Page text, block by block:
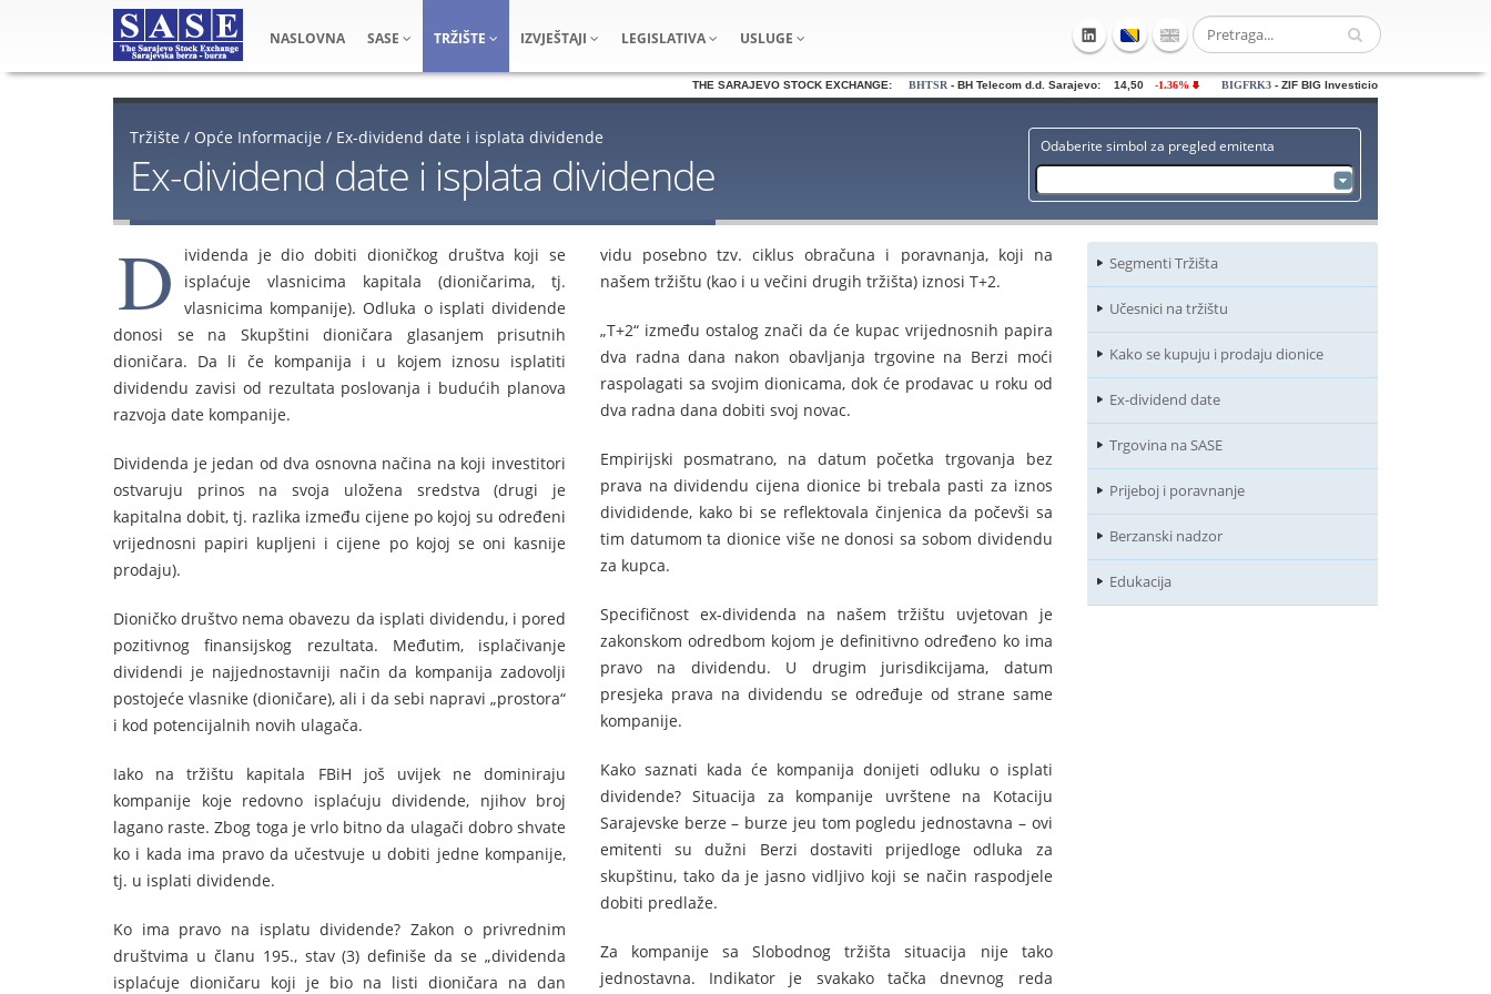
NASLOVNA SASE TRŽIŠTE IZVJEŠTAJI LEGISLATIVA USLUGE
THE SARAJEVO STOCK EXCHANGE: BHTSR- BH Telecom d.d. Sarajevo: 14,50 -1.36% BIGFRK3- ZIF BIG Investiciona grupa dd
Tržište / Opće Informacije / Ex-dividend date i isplata dividende Odaberite simbol za pregled emitenta
Ex-dividend date i isplata dividende
D
ividenda je dio dobiti dioničkog društva koji se
isplaćuje vlasnicima kapitala (dioničarima, tj.
vlasnicima kompanije). Odluka o isplati dividende
donosi se na Skupštini dioničara glasanjem prisutnih
dioničara. Da li če kompanija i u kojem iznosu isplatiti
dividendu zavisi od rezultata poslovanja i budućih planova
razvoja date kompanije.
Dividenda je jedan od dva osnovna načina na koji investitori
ostvaruju prinos na svoja uložena sredstva (drugi je
kapitalna dobit, tj. razlika između cijene po kojoj su određeni
vrijednosni papiri kupljeni i cijene po kojoj se oni kasnije
prodaju).
Dioničko društvo nema obavezu da isplati dividendu, i pored
pozitivnog finansijskog rezultata. Međutim, isplačivanje
dividendi je najjednostavniji način da kompanija zadovolji
postojeće vlasnike (dioničare), ali i da sebi napravi „prostora“
i kod potencijalnih novih ulagača.
Iako na tržištu kapitala FBiH još uvijek ne dominiraju
kompanije koje redovno isplaćuju dividende, njihov broj
lagano raste. Zbog toga je vrlo bitno da ulagači dobro shvate
ko i kada ima pravo da učestvuje u dobiti jedne kompanije,
tj. u isplati dividende.
Ko ima pravo na isplatu dividende? Zakon o privrednim
društvima u članu 195., stav (3) definiše da se „dividenda
isplaćuje dioničaru koji je bio na listi dioničara na dan
vidu posebno tzv. ciklus obračuna i poravnanja, koji na
našem tržištu (kao i u večini drugih tržišta) iznosi T+2.
„T+2“ između ostalog znači da će kupac vrijednosnih papira
dva radna dana nakon obavljanja trgovine na Berzi moći
raspolagati sa svojim dionicama, dok će prodavac u roku od
dva radna dana dobiti svoj novac.
Empirijski posmatrano, na datum početka trgovanja bez
prava na dividendu cijena dionice bi trebala pasti za iznos
divididende, kako bi se reflektovala činjenica da počevši sa
tim datumom ta dionice više ne donosi sa sobom dividendu
za kupca.
Specifičnost ex-dividenda na našem tržištu uvjetovan je
zakonskom odredbom kojom je definitivno određeno ko ima
pravo na dividendu. U drugim jurisdikcijama, datum
presjeka prava na dividendu se određuje od strane same
kompanije.
Kako saznati kada će kompanija donijeti odluku o isplati
dividende? Situacija za kompanije uvrštene na Kotaciju
Sarajevske berze – burze jeu tom pogledu jednostavna – ovi
emitenti su dužni Berzi dostaviti prijedloge odluka za
skupštinu, tako da je jasno vidljivo koji se način raspodjele
dobiti predlaže.
Za kompanije sa Slobodnog tržišta situacija nije tako
jednostavna. Indikator je svakako tačka dnevnog reda
Segmenti Tržišta
Učesnici na tržištu
Kako se kupuju i prodaju dionice
Ex-dividend date
Trgovina na SASE
Prijeboj i poravnanje
Berzanski nadzor
Edukacija